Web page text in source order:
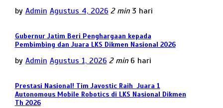
by Admin Agustus 4, 2026 2 min 3 hari
Gubernur Jatim Beri Penghargaan kepada
Pembimbing dan Juara LKS Dikmen Nasional 2026
by Admin Agustus 1, 2026 2 min 6 hari
Prestasi Nasional! Tim Javostic Raih Juara 1
Autonomous Mobile Robotics di LKS Nasional Dikmen
Th 2026